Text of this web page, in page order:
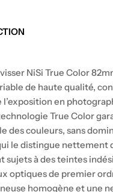
NiSi True Color
de haute qualité,
en
True Color
des couleurs, sans
le distingue nettement
sujets à des teintes
optiques de premier
homogène et une